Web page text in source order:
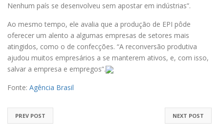
Nenhum país se desenvolveu sem apostar em indústrias”.
Ao mesmo tempo, ele avalia que a produção de EPI pôde
oferecer um alento a algumas empresas de setores mais
atingidos, como o de confecções. “A reconversão produtiva
ajudou muitos empresários a se manterem ativos, e, com isso,
salvar a empresa e empregos”.
Fonte: Agência Brasil
NEXT POST
PREV POST